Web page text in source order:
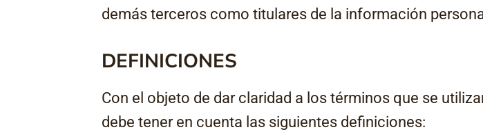
demás terceros como titulares de la información
DEFINICIONES
Con el objeto de dar claridad a los términos que se
debe tener en cuenta las siguientes definiciones: